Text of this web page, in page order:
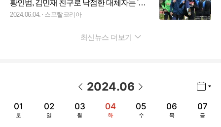
황인범, 김민재 친구로 낙점한 대체자는 '판
매 불가'
2024.06.04. 스포탈코리아
최신뉴스 더보기
2024.06
01
토
02
일
03
월
04
화
05
수
06
목
07
금